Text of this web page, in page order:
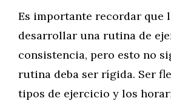
Es importante recordar que
desarrollar una rutina de
consistencia, pero esto no
rutina deba ser rígida. Ser
tipos de ejercicio y los